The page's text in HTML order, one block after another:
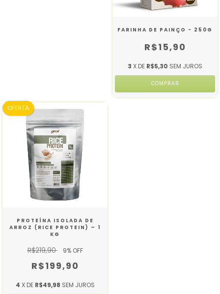
FARINHA DE PAINÇO - 250G
R$15,90
3 X DE R$5,30 SEM JUROS
OFERTA
PROTEÍNA ISOLADA DE
ARROZ (RICE PROTEIN) – 1
KG
R$219,90 9% OFF
R$199,90
4 X DE R$49,98 SEM JUROS